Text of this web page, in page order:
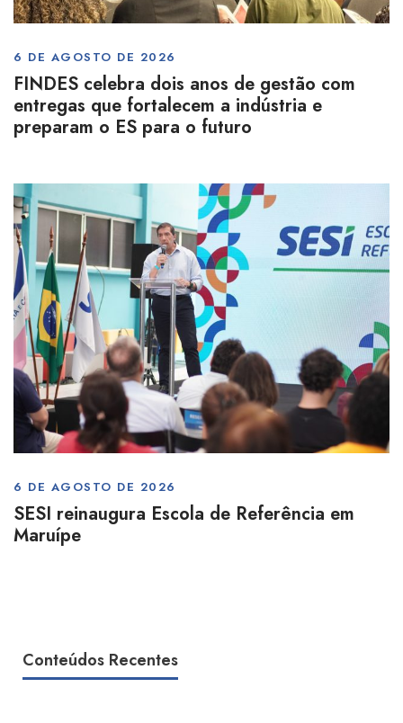
6 DE AGOSTO DE 2026
FINDES celebra dois anos de gestão com
entregas que fortalecem a indústria e
preparam o ES para o futuro
6 DE AGOSTO DE 2026
SESI reinaugura Escola de Referência em
Maruípe
Conteúdos Recentes